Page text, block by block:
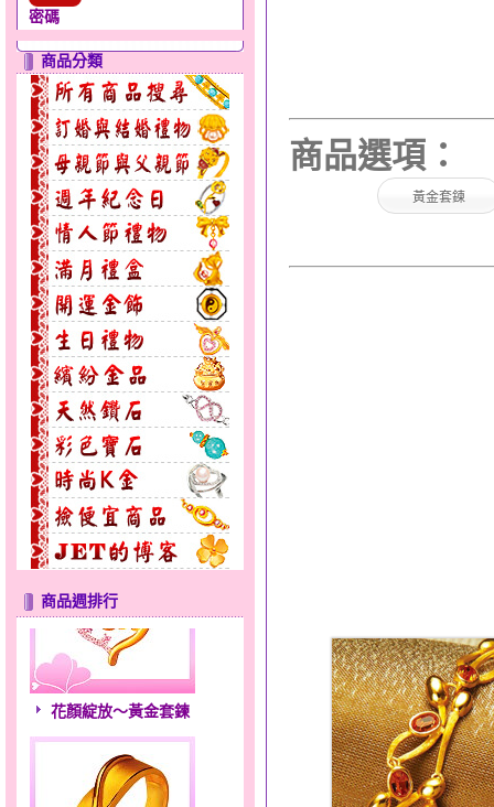
密碼
商品分類
商品週排行
花顏綻放～黃金套鍊
商品選項：
黃金套鍊